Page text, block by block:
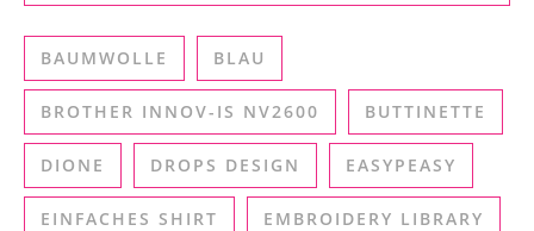
BAUMWOLLE BLAU
BROTHER INNOV-IS NV2600 BUTTINETTE
DIONE DROPS DESIGN EASYPEASY
EINFACHES SHIRT EMBROIDERY LIBRARY